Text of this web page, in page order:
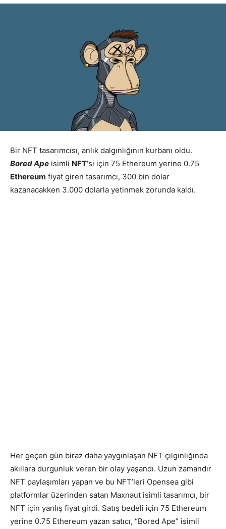
Bir NFT tasarımcısı, anlık dalgınlığının kurbanı oldu.
Bored Ape isimli NFT‘si için 75 Ethereum yerine 0.75
Ethereum fiyat giren tasarımcı, 300 bin dolar
kazanacakken 3.000 dolarla yetinmek zorunda kaldı.
Her geçen gün biraz daha yaygınlaşan NFT çılgınlığında
akıllara durgunluk veren bir olay yaşandı. Uzun zamandır
NFT paylaşımları yapan ve bu NFT’leri Opensea gibi
platformlar üzerinden satan Maxnaut isimli tasarımcı, bir
NFT için yanlış fiyat girdi. Satış bedeli için 75 Ethereum
yerine 0.75 Ethereum yazan satıcı, “Bored Ape” isimli